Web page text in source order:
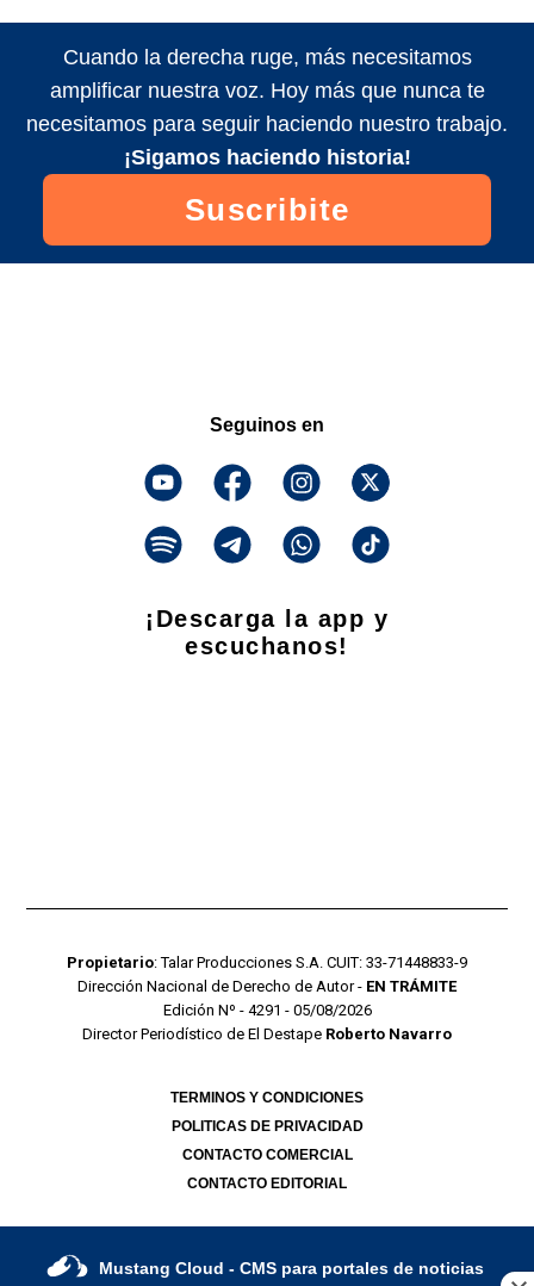
Cuando la derecha ruge, más necesitamos
amplificar nuestra voz. Hoy más que nunca te
necesitamos para seguir haciendo nuestro trabajo.
¡Sigamos haciendo historia!
Suscribite
Seguinos en
¡Descarga la app y
escuchanos!
Propietario: Talar Producciones S.A. CUIT: 33-71448833-9
Dirección Nacional de Derecho de Autor - EN TRÁMITE
Edición Nº - 4291 - 05/08/2026
Director Periodístico de El Destape Roberto Navarro
TERMINOS Y CONDICIONES
POLITICAS DE PRIVACIDAD
CONTACTO COMERCIAL
CONTACTO EDITORIAL
Mustang Cloud - CMS para portales de noticias